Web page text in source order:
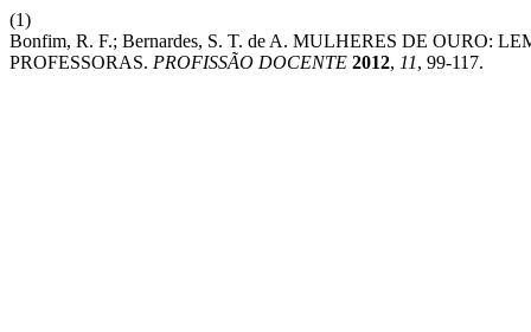
(1)
Bonfim, R. F.; Bernardes, S. T. de A. MULHERES DE OURO:
PROFESSORAS. PROFISSÃO DOCENTE 2012, 11, 99-117.